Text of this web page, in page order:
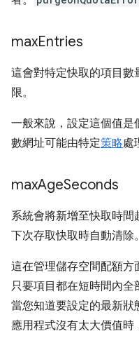
maxEntries
這會對特定快取的項目數
限。
一般來說，設定這個值
數網址可能由特定策略處
maxAgeSeconds
系統會將新增至快取時
下次存取快取時自動清除。
這在管理儲存空間配額方
只要項目都在短時間內全
當您知道要設定的最新狀
應用程式沒有太大價值時